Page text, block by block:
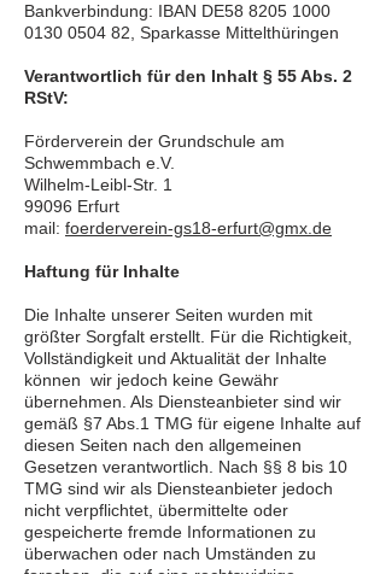
Bankverbindung: IBAN DE58 8205 1000
0130 0504 82, Sparkasse Mittelthüringen
Verantwortlich für den Inhalt § 55 Abs. 2
RStV:
Förderverein der Grundschule am
Schwemmbach e.V.
Wilhelm-Leibl-Str. 1
99096 Erfurt
mail: foerderverein-gs18-erfurt@gmx.de
Haftung für Inhalte
Die Inhalte unserer Seiten wurden mit
größter Sorgfalt erstellt. Für die Richtigkeit,
Vollständigkeit und Aktualität der Inhalte
können wir jedoch keine Gewähr
übernehmen. Als Diensteanbieter sind wir
gemäß §7 Abs.1 TMG für eigene Inhalte auf
diesen Seiten nach den allgemeinen
Gesetzen verantwortlich. Nach §§ 8 bis 10
TMG sind wir als Diensteanbieter jedoch
nicht verpflichtet, übermittelte oder
gespeicherte fremde Informationen zu
überwachen oder nach Umständen zu